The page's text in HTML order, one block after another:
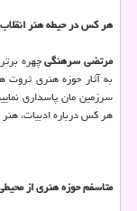
هر کس در حیطه هنر
مرتضی سرهنگیچهره
به آثار حوزه هنری ثروت
سرزمین مان پاسداری
هر کس درباره ادبیات،
متاسفم حوزه هنری از